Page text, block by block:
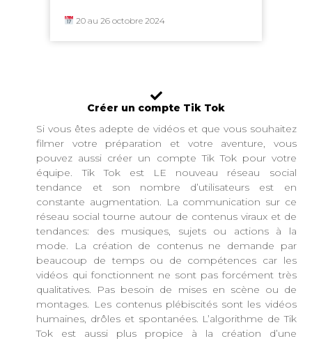
20 au 26 octobre 2024
Créer un compte Tik Tok
Si vous êtes adepte de vidéos et que vous souhaitez
filmer votre préparation et votre aventure, vous
pouvez aussi créer un compte Tik Tok pour votre
équipe. Tik Tok est LE nouveau réseau social
tendance et son nombre d’utilisateurs est en
constante augmentation. La communication sur ce
réseau social tourne autour de contenus viraux et de
tendances: des musiques, sujets ou actions à la
mode. La création de contenus ne demande par
beaucoup de temps ou de compétences car les
vidéos qui fonctionnent ne sont pas forcément très
qualitatives. Pas besoin de mises en scène ou de
montages. Les contenus plébiscités sont les vidéos
humaines, drôles et spontanées. L’algorithme de Tik
Tok est aussi plus propice à la création d’une